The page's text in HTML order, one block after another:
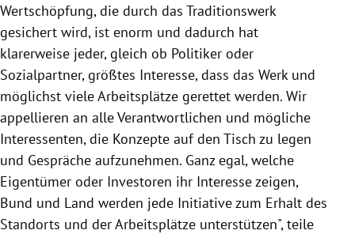
Wertschöpfung, die durch das Traditionswerk
gesichert wird, ist enorm und dadurch hat
klarerweise jeder, gleich ob Politiker oder
Sozialpartner, größtes Interesse, dass das Werk und
möglichst viele Arbeitsplätze gerettet werden. Wir
appellieren an alle Verantwortlichen und mögliche
Interessenten, die Konzepte auf den Tisch zu legen
und Gespräche aufzunehmen. Ganz egal, welche
Eigentümer oder Investoren ihr Interesse zeigen,
Bund und Land werden jede Initiative zum Erhalt des
Standorts und der Arbeitsplätze unterstützen", teile